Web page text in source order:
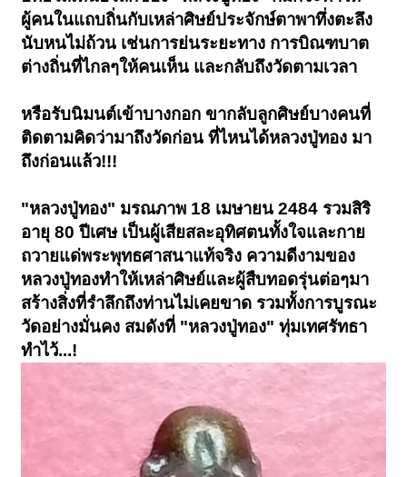
ผู้คนในแถบถิ่นกับเหล่าศิษย์ประจักษ์ตาพาทึ่งตะลึง
นับหนไม่ถ้วน เช่นการย่นระยะทาง การบิณฑบาต
ต่างถิ่นที่ไกลๆให้คนเห็น และกลับถึงวัดตามเวลา
หรือรับนิมนต์เข้าบางกอก ขากลับลูกศิษย์บางคนที่
ติดตามคิดว่ามาถึงวัดก่อน ที่ไหนได้หลวงปู่ทอง มา
ถึงก่อนแล้ว!!!
"หลวงปู่ทอง" มรณภาพ 18 เมษายน 2484 รวมสิริ
อายุ 80 ปีเศษ เป็นผู้เสียสละอุทิศตนทั้งใจและกาย
ถวายแด่พระพุทธศาสนาแท้จริง ความดีงามของ
หลวงปู่ทองทำให้เหล่าศิษย์และผู้สืบทอดรุ่นต่อๆมา
สร้างสิ่งที่รำลึกถึงท่านไม่เคยขาด รวมทั้งการบูรณะ
วัดอย่างมั่นคง สมดังที่ "หลวงปู่ทอง" ทุ่มเทศรัทธา
ทำไว้...!